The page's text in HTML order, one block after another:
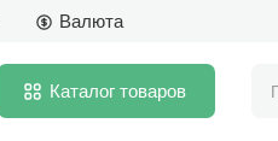
Валюта
Каталог товаров